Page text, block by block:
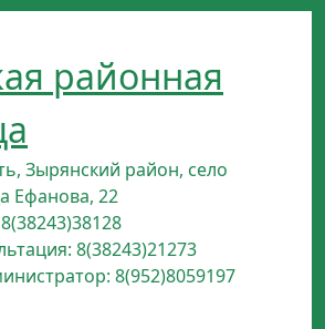
районная
Зырянский район, село
Ефанова, 22
8(38243)21273
8(952)8059197